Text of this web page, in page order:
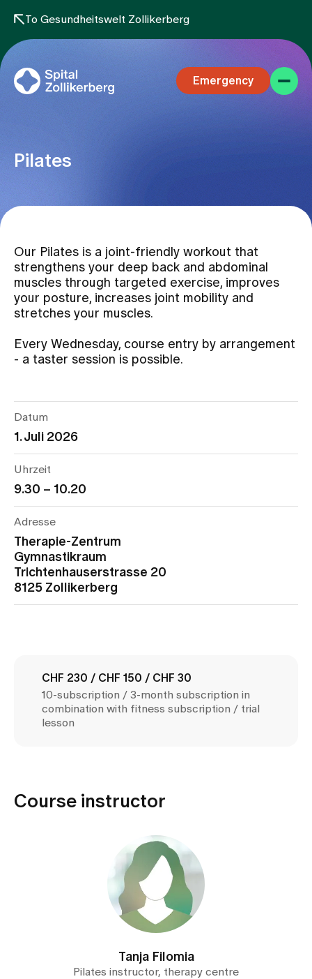
To Gesundheitswelt Zollikerberg
Emergency
Stay
Team
Assigning
About us
Jobs & Career
Contact us
Pilates
Our Pilates is a joint-friendly workout that
strengthens your deep back and abdominal
muscles through targeted exercise, improves
your posture, increases joint mobility and
stretches your muscles.
Every Wednesday, course entry by arrangement
- a taster session is possible.
Datum
1. Juli 2026
Uhrzeit
9.30 – 10.20
Adresse
Therapie-Zentrum
Gymnastikraum
Trichtenhauserstrasse 20
8125 Zollikerberg
CHF 230 / CHF 150 / CHF 30
10-subscription / 3-month subscription in
combination with fitness subscription / trial
lesson
Course instructor
Tanja Filomia
Pilates instructor, therapy centre